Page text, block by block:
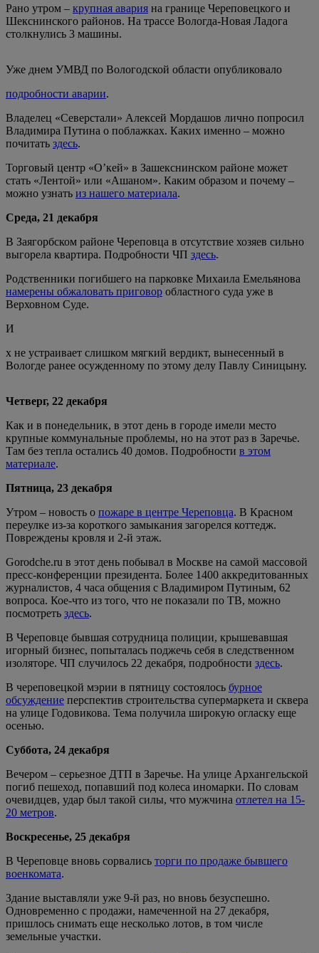
Рано утром – крупная авария на границе Череповецкого и
Шекснинского районов. На трассе Вологда-Новая Ладога
столкнулись 3 машины.
Уже днем УМВД по Вологодской области опубликовало
подробности аварии.
Владелец «Северстали» Алексей Мордашов лично попросил
Владимира Путина о поблажках. Каких именно – можно
почитать здесь.
Торговый центр «О’кей» в Зашекснинском районе может
стать «Лентой» или «Ашаном». Каким образом и почему –
можно узнать из нашего материала.
Среда, 21 декабря
В Заягорбском районе Череповца в отсутствие хозяев сильно
выгорела квартира. Подробности ЧП здесь.
Родственники погибшего на парковке Михаила Емельянова
намерены обжаловать приговор областного суда уже в
Верховном Суде.
И
х не устраивает слишком мягкий вердикт, вынесенный в
Вологде ранее осужденному по этому делу Павлу Синицыну.
Четверг, 22 декабря
Как и в понедельник, в этот день в городе имели место
крупные коммунальные проблемы, но на этот раз в Заречье.
Там без тепла остались 40 домов. Подробности в этом
материале.
Пятница, 23 декабря
Утром – новость о пожаре в центре Череповца. В Красном
переулке из-за короткого замыкания загорелся коттедж.
Повреждены кровля и 2-й этаж.
Gorodche.ru в этот день побывал в Москве на самой массовой
пресс-конференции президента. Более 1400 аккредитованных
журналистов, 4 часа общения с Владимиром Путиным, 62
вопроса. Кое-что из того, что не показали по ТВ, можно
посмотреть здесь.
В Череповце бывшая сотрудница полиции, крышевавшая
игорный бизнес, попыталась поджечь себя в следственном
изоляторе. ЧП случилось 22 декабря, подробности здесь.
В череповецкой мэрии в пятницу состоялось бурное
обсуждение перспектив строительства супермаркета и сквера
на улице Годовикова. Тема получила широкую огласку еще
осенью.
Суббота, 24 декабря
Вечером – серьезное ДТП в Заречье. На улице Архангельской
погиб пешеход, попавший под колеса иномарки. По словам
очевидцев, удар был такой силы, что мужчина отлетел на 15-
20 метров.
Воскресенье, 25 декабря
В Череповце вновь сорвались торги по продаже бывшего
военкомата.
Здание выставляли уже 9-й раз, но вновь безуспешно.
Одновременно с продажи, намеченной на 27 декабря,
пришлось снимать еще несколько лотов, в том числе
земельные участки.